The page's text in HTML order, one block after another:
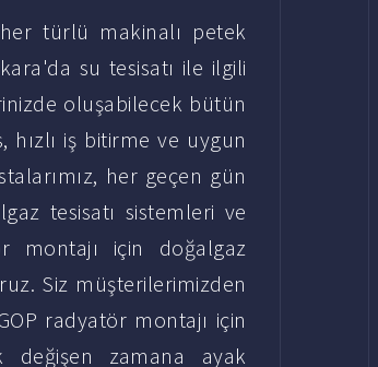
türlü makinalı petek
su tesisatı ile ilgili
oluşabilecek bütün
hızlı iş bitirme ve uygun
her geçen gün
tesisatı sistemleri ve
montajı için doğalgaz
Siz müşterilerimizden
radyatör montajı için
değişen zamana ayak